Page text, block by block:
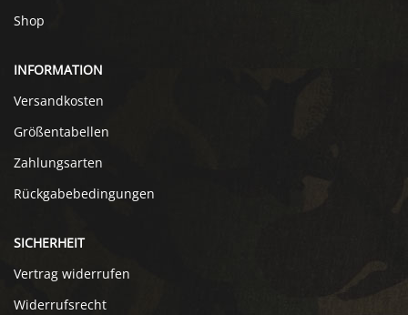
Shop
INFORMATION
Versandkosten
Größentabellen
Zahlungsarten
Rückgabebedingungen
SICHERHEIT
Vertrag widerrufen
Widerrufsrecht